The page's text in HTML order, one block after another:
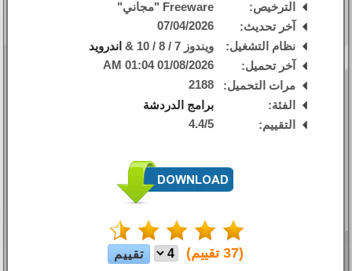
الترخيص:
Freeware "مجاني"
آخر تحديث:
07/04/2026
نظام التشغيل:
ويندوز 7 / 8 / 10 &
اندرويد
آخر تحميل:
01/08/2026 01:04 AM
مرات التحميل:
2188
الفئة:
برامج الدردشة
التقييم:
4.4/5
(
37 تقييم)